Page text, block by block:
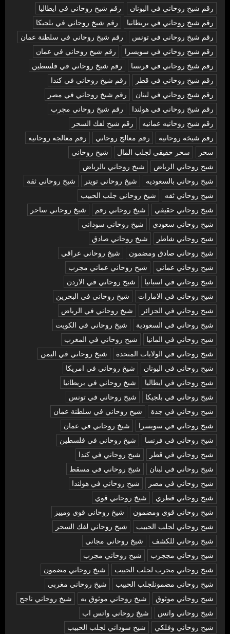
رقم شيخ روحاني في اليونان
رقم شيخ روحاني في ايطاليا
رقم شيخ روحاني في بريطانيا
رقم شيخ روحاني في بلجيكا
رقم شيخ روحاني في تونس
رقم شيخ روحاني في سلطنة عمان
رقم شيخ روحاني في سويسرا
رقم شيخ روحاني في عمان
رقم شيخ روحاني في فرنسا
رقم شيخ روحاني في فلسطين
رقم شيخ روحاني في قطر
رقم شيخ روحاني في كندا
رقم شيخ روحاني في لبنان
رقم شيخ روحاني في مصر
رقم شيخ روحاني في هولندا
رقم شيخ روحاني مجرب
رقم شيخ روحانيه عمانيه
رقم شيخ لفك السحر
رقم شيخه روحانيه
رقم معالج روحاني
رقم معالجه روحانيه
سحر
سحر حقيقي لجلب المال
شيخ روحاني
شيخ روحاني الرياض
شيخ روحاني بالرياض
شيخ روحاني بالسعوديه
شيخ روحاني تويتر
شيخ روحاني ثقة
شيخ روحاني ثقه
شيخ روحاني جلب الحبيب
شيخ روحاني حقيقي
شيخ روحاني رقم
شيخ روحاني ساحر
شيخ روحاني سعودي
شيخ روحاني سوداني
شيخ روحاني شاطر
شيخ روحاني صادق
شيخ روحاني صادق ومضمون
شيخ روحاني عراقي
شيخ روحاني عماني
شيخ روحاني عماني مجرب
شيخ روحاني في اسبانيا
شيخ روحاني في الاردن
شيخ روحاني في الامارات
شيخ روحاني في البحرين
شيخ روحاني في الجزائر
شيخ روحاني في الرياض
شيخ روحاني في السعودية
شيخ روحاني في الكويت
شيخ روحاني في المانيا
شيخ روحاني في المغرب
شيخ روحاني في الولايات المتحدة
شيخ روحاني في اليمن
شيخ روحاني في اليونان
شيخ روحاني في امريكا
شيخ روحاني في ايطاليا
شيخ روحاني في بريطانيا
شيخ روحاني في بلجيكا
شيخ روحاني في تونس
شيخ روحاني في جدة
شيخ روحاني في سلطنة عمان
شيخ روحاني في سويسرا
شيخ روحاني في عمان
شيخ روحاني في فرنسا
شيخ روحاني في فلسطين
شيخ روحاني في قطر
شيخ روحاني في كندا
شيخ روحاني في لبنان
شيخ روحاني في مسقط
شيخ روحاني في مصر
شيخ روحاني في هولندا
شيخ روحاني قطري
شيخ روحاني قوي
شيخ روحاني قوي ومضمون
شيخ روحاني قوي ومييز
شيخ روحاني لجلب الحبيب
شيخ روحاني لفك السحر
شيخ روحاني للكشف
شيخ روحاني مجاني
شيخ روحاني مججرب
شيخ روحاني مجرب
شيخ روحاني مجرب لجلب الحبيب
شيخ روحاني مضمون
شيخ روحاني مضمونلجلب الحبيب
شيخ روحاني مغربي
شيخ روحاني موثوق
شيخ روحاني موثوق به
شيخ روحاني ناجح
شيخ روحاني واتس
شيخ روحاني واتس اب
شيخ روحاني وفلكي
شيخ سوداني لجلب الحبيب